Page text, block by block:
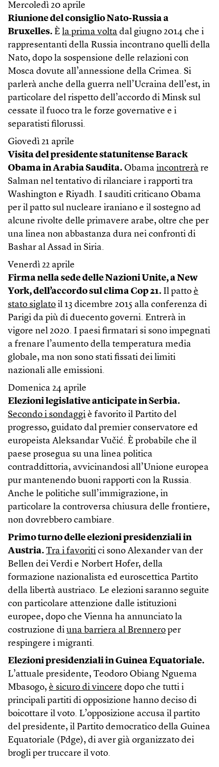
Mercoledì 20 aprile
Riunione del consiglio Nato-Russia a
Bruxelles. È la prima volta dal giugno 2014 che i
rappresentanti della Russia incontrano quelli della
Nato, dopo la sospensione delle relazioni con
Mosca dovute all’annessione della Crimea. Si
parlerà anche della guerra nell’Ucraina dell’est, in
particolare del rispetto dell’accordo di Minsk sul
cessate il fuoco tra le forze governative e i
separatisti filorussi.
Giovedì 21 aprile
Visita del presidente statunitense Barack
Obama in Arabia Saudita. Obama incontrerà re
Salman nel tentativo di rilanciare i rapporti tra
Washington e Riyadh. I sauditi criticano Obama
per il patto sul nucleare iraniano e il sostegno ad
alcune rivolte delle primavere arabe, oltre che per
una linea non abbastanza dura nei confronti di
Bashar al Assad in Siria.
Venerdì 22 aprile
Firma nella sede delle Nazioni Unite, a New
York, dell’accordo sul clima Cop 21. Il patto è
stato siglato il 13 dicembre 2015 alla conferenza di
Parigi da più di duecento governi. Entrerà in
vigore nel 2020. I paesi firmatari si sono impegnati
a frenare l’aumento della temperatura media
globale, ma non sono stati fissati dei limiti
nazionali alle emissioni.
Domenica 24 aprile
Elezioni legislative anticipate in Serbia.
Secondo i sondaggi è favorito il Partito del
progresso, guidato dal premier conservatore ed
europeista Aleksandar Vučić. È probabile che il
paese prosegua su una linea politica
contraddittoria, avvicinandosi all’Unione europea
pur mantenendo buoni rapporti con la Russia.
Anche le politiche sull’immigrazione, in
particolare la controversa chiusura delle frontiere,
non dovrebbero cambiare.
Primo turno delle elezioni presidenziali in
Austria. Tra i favoriti ci sono Alexander van der
Bellen dei Verdi e Norbert Hofer, della
formazione nazionalista ed euroscettica Partito
della libertà austriaco. Le elezioni saranno seguite
con particolare attenzione dalle istituzioni
europee, dopo che Vienna ha annunciato la
costruzione di una barriera al Brennero per
respingere i migranti.
Elezioni presidenziali in Guinea Equatoriale.
L’attuale presidente, Teodoro Obiang Nguema
Mbasogo, è sicuro di vincere dopo che tutti i
principali partiti di opposizione hanno deciso di
boicottare il voto. L’opposizione accusa il partito
del presidente, il Partito democratico della Guinea
Equatoriale (Pdge), di aver già organizzato dei
brogli per truccare il voto.